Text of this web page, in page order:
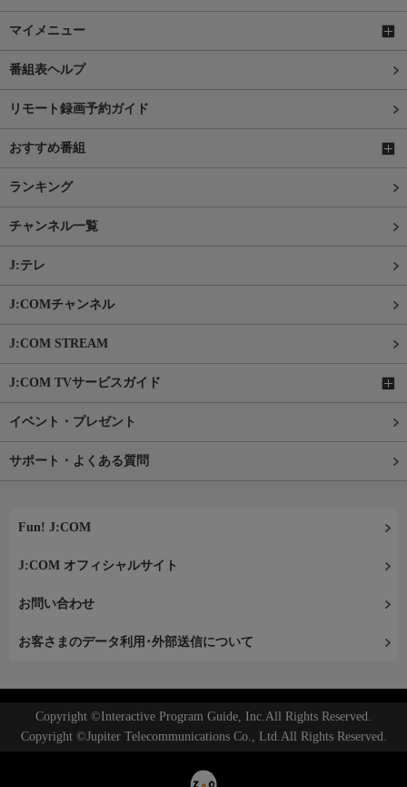
マイメニュー
番組表ヘルプ
リモート録画予約ガイド
おすすめ番組
ランキング
チャンネル一覧
J:テレ
J:COMチャンネル
J:COM STREAM
J:COM TVサービスガイド
イベント・プレゼント
サポート・よくある質問
Fun! J:COM
J:COM オフィシャルサイト
お問い合わせ
お客さまのデータ利用･外部送信について
Copyright ©Interactive Program Guide, Inc.All Rights Reserved.
Copyright ©Jupiter Telecommunications Co., Ltd.All Rights Reserved.